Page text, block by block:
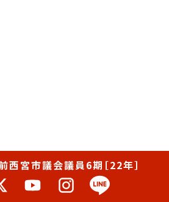
西宮市議会議員6期［22年］